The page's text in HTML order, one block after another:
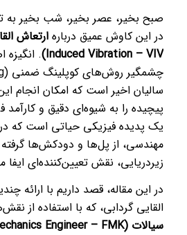
صبح بخیر، عصر بخیر، شب بخیر به
در این کاوش عمیق درباره
Induced Vibration – VIV) . انگیزه
سالیان اخیر است که امکان انجام
یک پدیده فیزیکی حیاتی است که
مهندسی، از پل‌ها و دودکش‌ها
زیردریایی، نقش تعیین‌کننده‌ای ایفا
در این مقاله، قصد داریم با ارائه
القایی گردابی، که با استفاده از
سیالات (Fluid Mechanics Engineer – FMK)